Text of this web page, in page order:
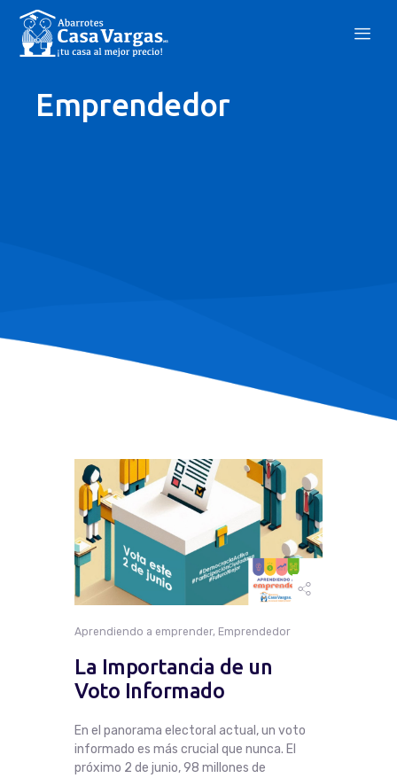
Emprendedor
Mes Del Proveedor
Quincena Del Proveedor
Aprendiendo a emprender, Emprendedor
La Importancia de un
Voto Informado
En el panorama electoral actual, un voto
informado es más crucial que nunca. El
próximo 2 de junio, 98 millones de